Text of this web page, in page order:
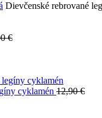
Dievčenské rebrované
€
cyklamén 12,90€